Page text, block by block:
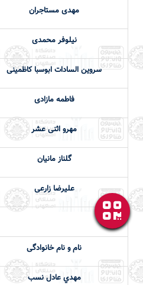
مهدی مستاجران
نیلوفر محمدی
سروین السادات ابوسبا کاظمینی
فاطمه مازادی
مهرو اثنی عشر
گلناز مانیان
علیرضا زارعی
نام و نام خانوادگی
مهدي عادل نسب